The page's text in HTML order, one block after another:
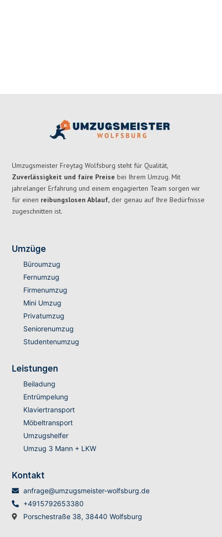
Umzugsmeister Freytag Wolfsburg steht für Qualität,
Zuverlässigkeit und faire Preise bei Ihrem Umzug. Mit
jahrelanger Erfahrung und einem engagierten Team sorgen wir
für einen reibungslosen Ablauf, der genau auf Ihre Bedürfnisse
zugeschnitten ist.
Umzüge
Büroumzug
Fernumzug
Firmenumzug
Mini Umzug
Privatumzug
Seniorenumzug
Studentenumzug
Leistungen
Beiladung
Entrümpelung
Klaviertransport
Möbeltransport
Umzugshelfer
Umzug 3 Mann + LKW
Kontakt
anfrage@umzugsmeister-wolfsburg.de
+4915792653380
Porschestraße 38, 38440 Wolfsburg